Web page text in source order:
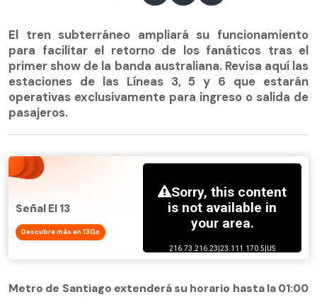
El tren subterráneo ampliará su funcionamiento
para facilitar el retorno de los fanáticos tras el
primer show de la banda australiana. Revisa aquí las
estaciones de las Líneas 3, 5 y 6 que estarán
operativas exclusivamente para ingreso o salida de
pasajeros.
Señal El 13
Descubre más en 13Go
Metro de Santiago extenderá su horario hasta la 01:00